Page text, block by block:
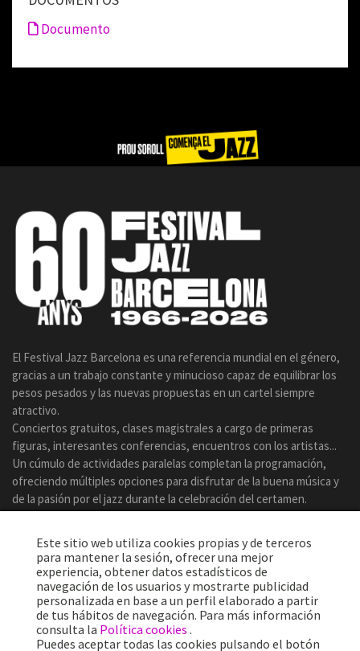
Documento
El Festival Jazz Barcelona es una referencia mundial en el género,
gracias a un trabajo constante y minucioso capaz de equilibrar los
pesos pesados y las nuevas propuestas en un cartel siempre
atractivo.
Conciertos gratuitos, clases magistrales a cargo de primeras
figuras, interesantes conferencias, encuentros con los artistas...
Un cúmulo de actividades paralelas completan la programación,
ofreciendo múltiples opciones para disfrutar de la buena música y
de la pasión por el jazz durante la celebración del certamen.
Este sitio web utiliza cookies propias y de terceros
para mantener la sesión, ofrecer una mejor
experiencia, obtener datos estadísticos de
navegación de los usuarios y mostrarte publicidad
personalizada en base a un perfil elaborado a partir
de tus hábitos de navegación. Para más información
consulta la Política cookies .
Puedes aceptar todas las cookies pulsando el botón